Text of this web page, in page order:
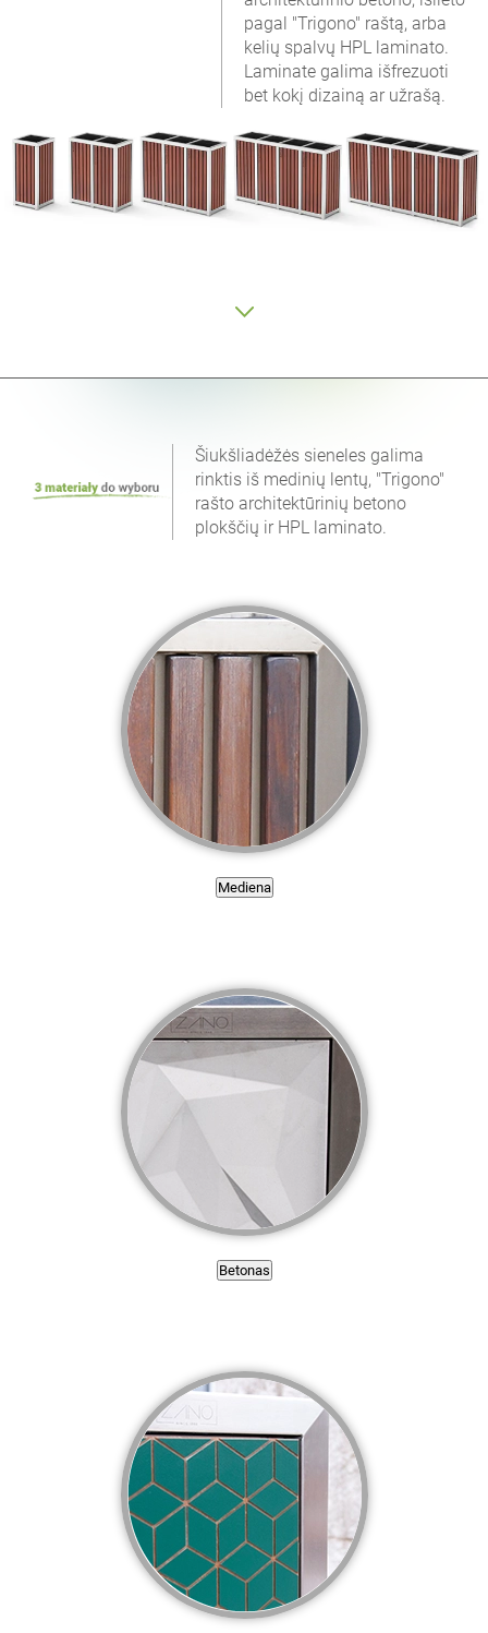
pagal "Trigono" raštą, arba
kelių spalvų HPL laminato.
Laminate galima išfrezuoti
bet kokį dizainą ar užrašą.
Šiukšliadėžės sieneles galima
rinktis iš medinių lentų, "Trigono"
rašto architektūrinių betono
plokščių ir HPL laminato.
Mediena
Betonas